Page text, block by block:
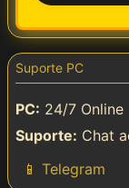
Suporte PC
PC: 24/7 Online
Suporte: Chat
📱 Telegram